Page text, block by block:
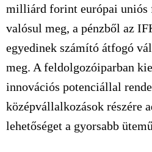
milliárd forint európai uniós
valósul meg, a pénzből az
egyedinek számító átfogó
meg. A feldolgozóiparban
innovációs potenciállal
középvállalkozások részére
lehetőséget a gyorsabb